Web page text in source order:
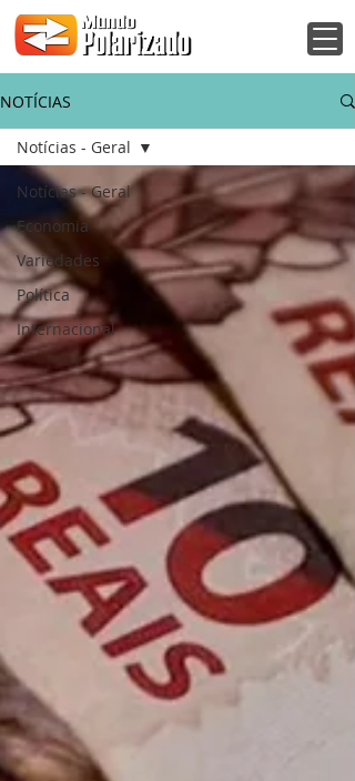
NOTÍCIAS
Notícias - Geral
Economia
Variedades
Política
Internacional
Notícias - Geral